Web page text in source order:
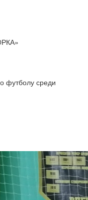
футболу среди